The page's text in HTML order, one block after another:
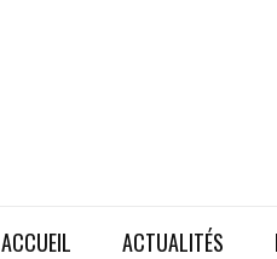
ACCUEIL ACTUALITÉS